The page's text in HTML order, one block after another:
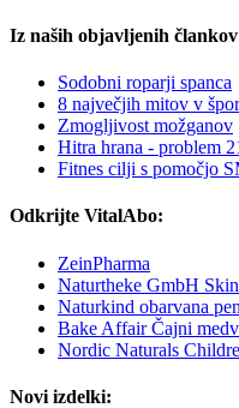
Iz naših objavljenih
Sodobni roparji spanca
8 največjih mitov v
Zmogljivost možganov
Hitra hrana - problem
Fitnes cilji s pomočjo
Odkrijte VitalAbo:
ZeinPharma
Naturtheke GmbH
Naturkind obarvana
Bake Affair Čajni
Nordic Naturals
Novi izdelki: